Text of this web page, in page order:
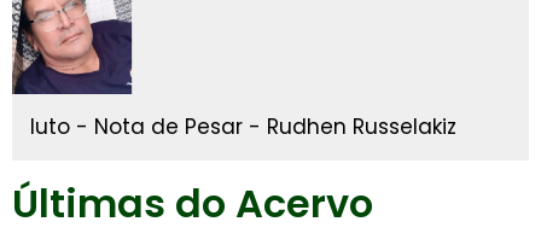
luto - Nota de Pesar - Rudhen Russelakiz
Últimas do Acervo